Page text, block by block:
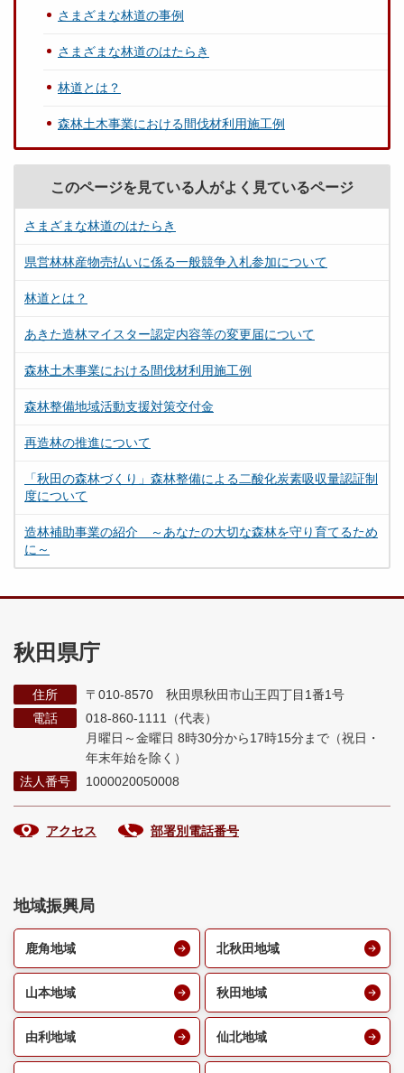
さまざまな林道の事例
さまざまな林道のはたらき
林道とは？
森林土木事業における間伐材利用施工例
このページを見ている人がよく見ているページ
さまざまな林道のはたらき
県営林林産物売払いに係る一般競争入札参加について
林道とは？
あきた造林マイスター認定内容等の変更届について
森林土木事業における間伐材利用施工例
森林整備地域活動支援対策交付金
再造林の推進について
「秋田の森林づくり」森林整備による二酸化炭素吸収量認証制
度について
造林補助事業の紹介 ～あなたの大切な森林を守り育てるため
に～
秋田県庁
住所
〒010-8570 秋田県秋田市山王四丁目1番1号
電話
018-860-1111（代表）
月曜日～金曜日 8時30分から17時15分まで （祝日・
年末年始を除く）
法人番号
1000020050008
アクセス 部署別電話番号
地域振興局
鹿角地域 北秋田地域
山本地域 秋田地域
由利地域 仙北地域